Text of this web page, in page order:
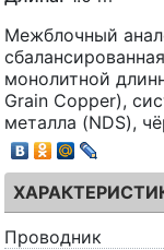
Межблочный
монолитной
Grain Copper),
металла (NDS),
Проводник